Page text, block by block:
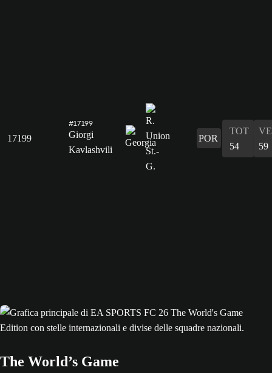
17199
#17199
Giorgi
Kavlashvili
POR
TOT
54
59
The World’s Game